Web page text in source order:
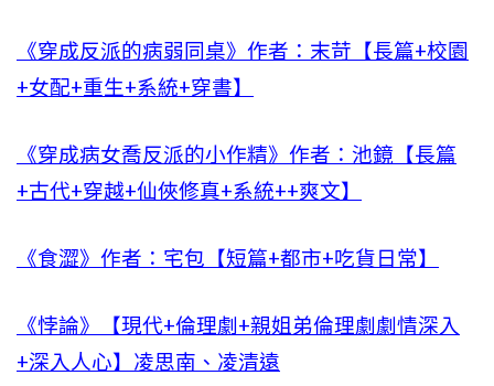
《穿成反派的病弱同桌》作者：末苛【長篇+校園
+女配+重生+系統+穿書】
《穿成病女喬反派的小作精》作者：池鏡【長篇
+古代+穿越+仙俠修真+系統++爽文】
《食澀》作者：宅包【短篇+都市+吃貨日常】
《悖論》【現代+倫理劇+親姐弟倫理劇劇情深入
+深入人心】凌思南、凌清遠